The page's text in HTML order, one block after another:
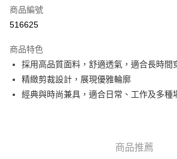
Apple Pay
AlipayHK
PayMe
商品編號
516625
商品特色
採用高品質面料，舒適透氣，適合長時間
精緻剪裁設計，展現優雅輪廓
經典與時尚兼具，適合日常、工作及多種
商品推薦